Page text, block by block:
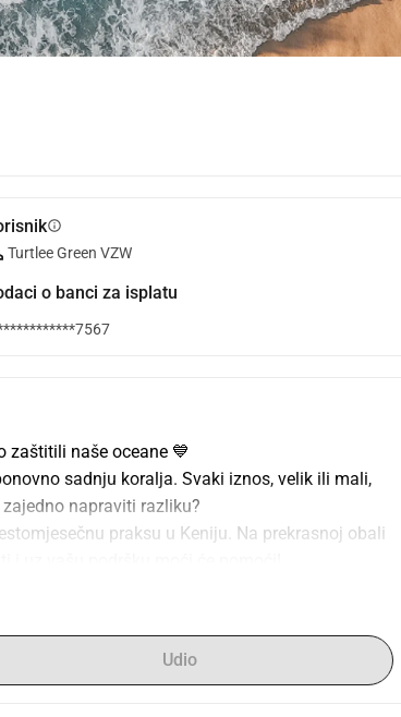
info
Turtlee Green VZW
o banci za isplatu
zaštitili naše oceane 💙
sadnju koralja. Svaki iznos, velik ili mali,
napraviti razliku?
praksu u Keniju. Na prekrasnoj obali
Udio